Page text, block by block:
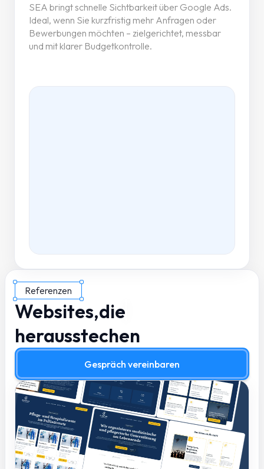
SEA bringt schnelle Sichtbarkeit über Google Ads.
Ideal, wenn Sie kurzfristig mehr Anfragen oder
Bewerbungen möchten – zielgerichtet, messbar
und mit klarer Budgetkontrolle.
Referenzen
Websites,die
herausstechen
Gespräch vereinbaren